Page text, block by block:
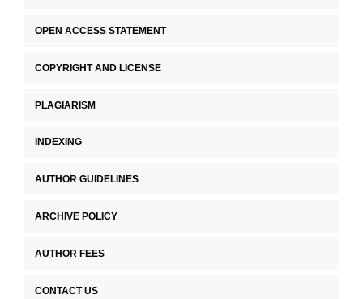
OPEN ACCESS STATEMENT
COPYRIGHT AND LICENSE
PLAGIARISM
INDEXING
AUTHOR GUIDELINES
ARCHIVE POLICY
AUTHOR FEES
CONTACT US